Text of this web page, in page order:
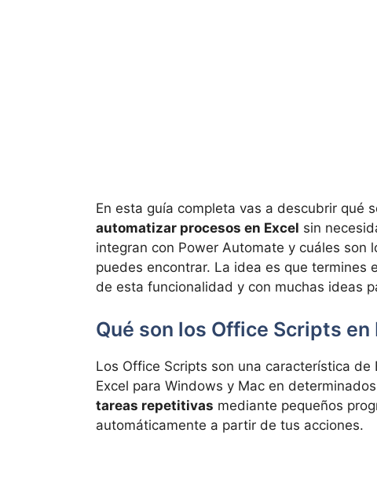
En esta guía completa vas a descubrir qué
automatizar procesos en Excel sin
integran con Power Automate y cuáles son
puedes encontrar. La idea es que termines
de esta funcionalidad y con muchas ideas
Qué son los Office Scripts en
Los Office Scripts son una característica
Excel para Windows y Mac en
tareas repetitivas mediante pequeños
automáticamente a partir de tus acciones.